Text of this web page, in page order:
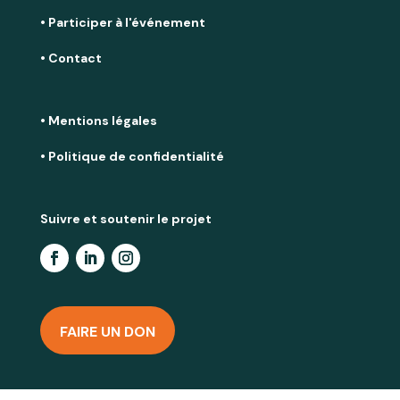
• Participer à l'événement
• Contact
• Mentions légales
• Politique de confidentialité
Suivre et soutenir le projet
FAIRE UN DON